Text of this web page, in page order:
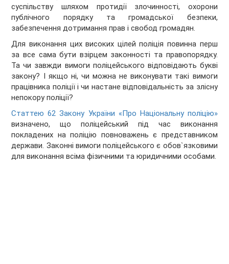
суспільству шляхом протидії злочинності, охорони
публічного порядку та громадської безпеки,
забезпечення дотримання прав і свобод громадян.
Для виконання цих високих цілей поліція повинна перш
за все сама бути взірцем законності та правопорядку.
Та чи завжди вимоги поліцейського відповідають букві
закону? І якщо ні, чи можна не виконувати такі вимоги
працівника поліції і чи настане відповідальність за злісну
непокору поліції?
Статтею 62 Закону України «Про Національну поліцію»
визначено, що поліцейський під час виконання
покладених на поліцію повноважень є представником
держави. Законні вимоги поліцейського є обов`язковими
для виконання всіма фізичними та юридичними особами.